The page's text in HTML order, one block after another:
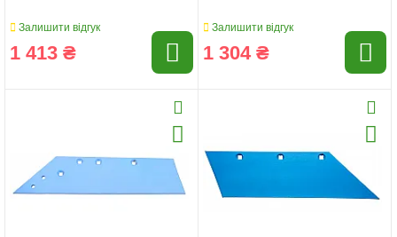
Залишити відгук
1 413 ₴
Залишити відгук
1 304 ₴